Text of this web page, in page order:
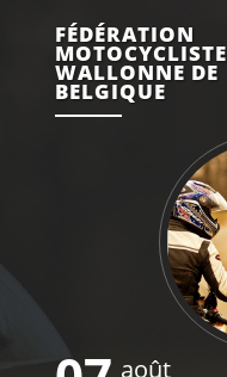
FÉDÉRATION
MOTOCYCLISTE
WALLONNE DE
BELGIQUE
août